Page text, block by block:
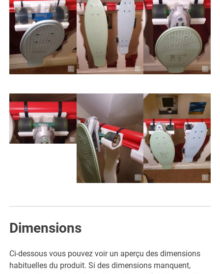
Dimensions
Ci-dessous vous pouvez voir un aperçu des dimensions
habituelles du produit. Si des dimensions manquent,